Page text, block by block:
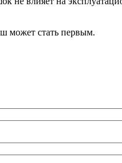
может стать первым.